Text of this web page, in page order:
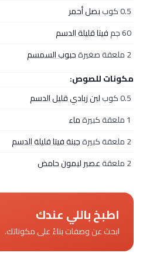
0.5 كوب
بصل أحمر
60 جم
فيتا قليلة الدسم
2 ملعقة صغيرة
حبوب السمسم
مكونات للصوص:
0.5 كوب
لبن زبادي قليل الدسم
1 ملعقة كبيرة
ماء
2 ملعقة كبيرة
جبنة فيتا قليلة الدسم
2 ملعقة
عصير ليمون حامض
اطبخ باللي عندك
ابحث عن وصفات بناءً على مكوناتك.